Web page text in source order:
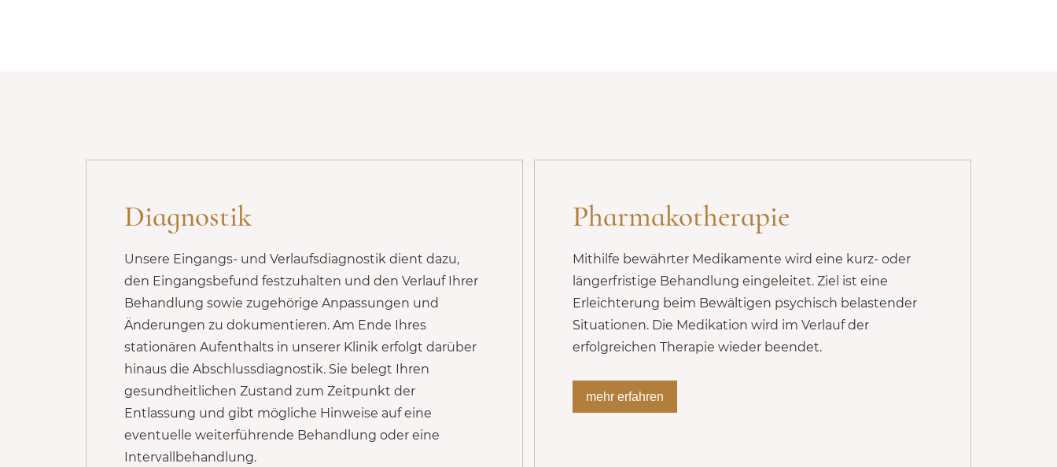
Diagnostik
Unsere Eingangs- und Verlaufsdiagnostik dient dazu,
den Eingangsbefund festzuhalten und den Verlauf Ihrer
Behandlung sowie zugehörige Anpassungen und
Änderungen zu dokumentieren. Am Ende Ihres
stationären Aufenthalts in unserer Klinik erfolgt darüber
hinaus die Abschlussdiagnostik. Sie belegt Ihren
gesundheitlichen Zustand zum Zeitpunkt der
Entlassung und gibt mögliche Hinweise auf eine
eventuelle weiterführende Behandlung oder eine
Intervallbehandlung.
Pharmakotherapie
Mithilfe bewährter Medikamente wird eine kurz- oder
längerfristige Behandlung eingeleitet. Ziel ist eine
Erleichterung beim Bewältigen psychisch belastender
Situationen. Die Medikation wird im Verlauf der
erfolgreichen Therapie wieder beendet.
mehr erfahren